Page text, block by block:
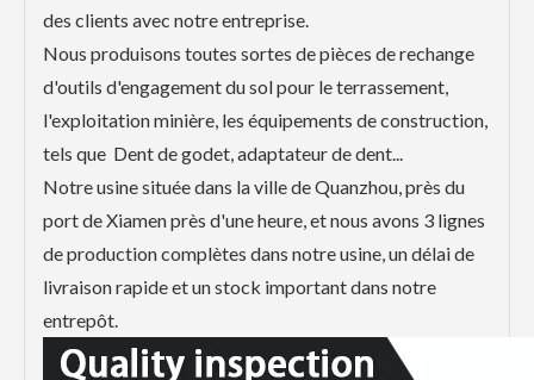
des clients avec notre entreprise.
Nous produisons toutes sortes de pièces de rechange
d'outils d'engagement du sol pour le terrassement,
l'exploitation minière, les équipements de construction,
tels que Dent de godet, adaptateur de dent...
Notre usine située dans la ville de Quanzhou, près du
port de Xiamen près d'une heure, et nous avons 3 lignes
de production complètes dans notre usine, un délai de
livraison rapide et un stock important dans notre
entrepôt.